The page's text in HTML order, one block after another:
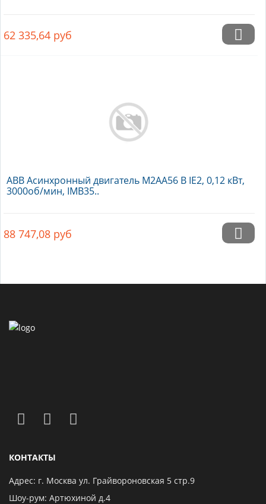
62 335,64 руб
ABB Асинхронный двигатель M2AA56 B IE2, 0,12 кВт,
3000об/мин, IMB35..
88 747,08 руб
КОНТАКТЫ
Адрес: г. Москва ул. Грайвороновская 5 стр.9
Шоу-рум: Артюхиной д.4